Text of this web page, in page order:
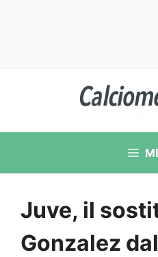
contenuto
Juve, il
Gonzalez